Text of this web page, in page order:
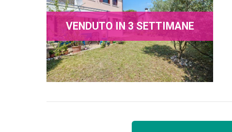
VENDUTO IN 3 SETTIMANE